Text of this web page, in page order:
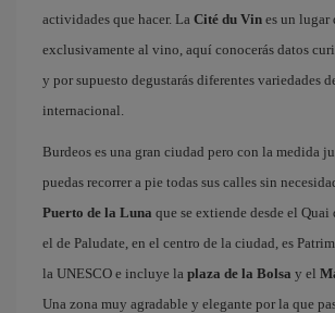
actividades que hacer. La Cité du Vin es un lugar
exclusivamente al vino, aquí conocerás datos
y por supuesto degustarás diferentes variedades
internacional.
Burdeos es una gran ciudad pero con la medida
puedas recorrer a pie todas sus calles sin
Puerto de la Luna que se extiende desde el Quai
el de Paludate, en el centro de la ciudad, es
la UNESCO e incluye la plaza de la Bolsa y el
Una zona muy agradable y elegante por la que